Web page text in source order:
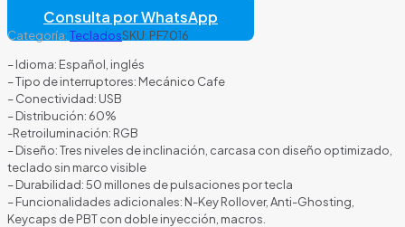
2
PRO
MINI
MECÁNICO
USB-
C
ESPAÑOL
SWITCH
CAFÉ
DKON2061ST-
BESPDWWT2
Consulta por WhatsApp
Categoría:TecladosSKU: PF7016
– Idioma: Español, inglés
– Tipo de interruptores: Mecánico Cafe
– Conectividad: USB
– Distribución: 60%
-Retroiluminación: RGB
– Diseño: Tres niveles de inclinación, carcasa con diseño optimizado,
teclado sin marco visible
– Durabilidad: 50 millones de pulsaciones por tecla
– Funcionalidades adicionales: N-Key Rollover, Anti-Ghosting,
Keycaps de PBT con doble inyección, macros.